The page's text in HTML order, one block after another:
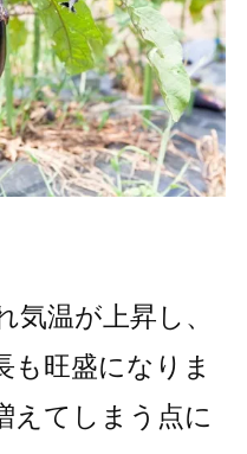
温が上昇し、
も旺盛になりま
えてしまう点に